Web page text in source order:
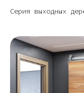
Серия выходных